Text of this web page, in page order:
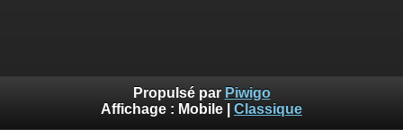
Propulsé par Piwigo
Affichage : Mobile Classique